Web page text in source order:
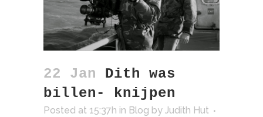
22 Jan Dith was
billen- knijpen
Posted at 15:37h in Blog by Judith Hut